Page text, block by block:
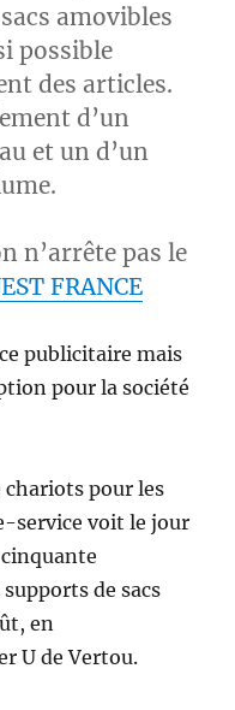
amovibles
possible
des articles.
d’un
et un d’un
n’arrête pas le
FRANCE
publicitaire mais
pour la société
pour les
service voit le jour
cinquante
de sacs
en
U de Vertou.